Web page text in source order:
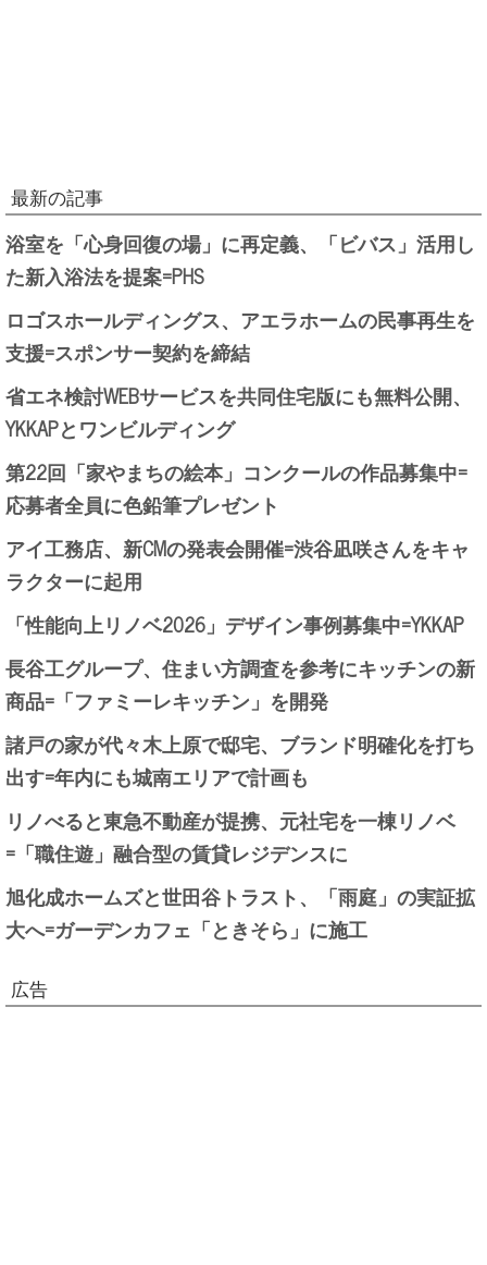
最新の記事
浴室を「心身回復の場」に再定義、「ビバス」活用し
た新入浴法を提案=PHS
ロゴスホールディングス、アエラホームの民事再生を
支援=スポンサー契約を締結
省エネ検討WEBサービスを共同住宅版にも無料公開、
YKKAPとワンビルディング
第22回「家やまちの絵本」コンクールの作品募集中=
応募者全員に色鉛筆プレゼント
アイ工務店、新CMの発表会開催=渋谷凪咲さんをキャ
ラクターに起用
「性能向上リノベ2026」デザイン事例募集中=YKKAP
長谷工グループ、住まい方調査を参考にキッチンの新
商品=「ファミーレキッチン」を開発
諸戸の家が代々木上原で邸宅、ブランド明確化を打ち
出す=年内にも城南エリアで計画も
リノべると東急不動産が提携、元社宅を一棟リノベ
=「職住遊」融合型の賃貸レジデンスに
旭化成ホームズと世田谷トラスト、「雨庭」の実証拡
大へ=ガーデンカフェ「ときそら」に施工
広告